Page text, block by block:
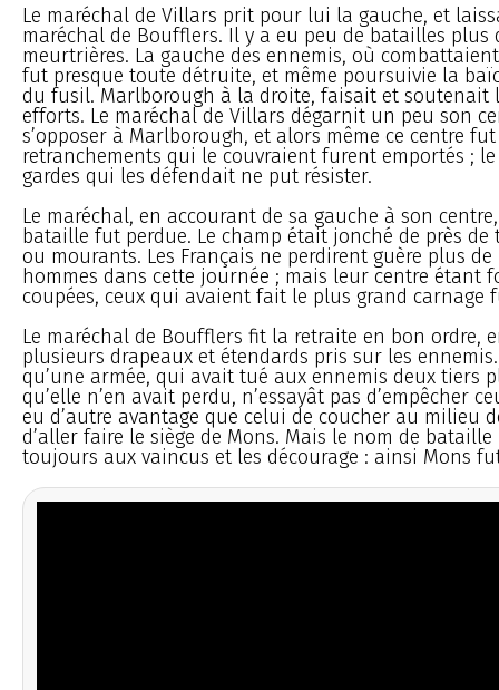
Le maréchal de Villars prit pour lui la gauche, et
maréchal de Boufflers. Il y a eu peu de batailles plus
meurtrières. La gauche des ennemis, où
fut presque toute détruite, et même poursuivie la
du fusil. Marlborough à la droite, faisait et soutenait
efforts. Le maréchal de Villars dégarnit un peu son
s’opposer à Marlborough, et alors même ce centre
retranchements qui le couvraient furent emportés ;
gardes qui les défendait ne put résister.
Le maréchal, en accourant de sa gauche à son
bataille fut perdue. Le champ était jonché de près
ou mourants. Les Français ne perdirent guère plus
hommes dans cette journée ; mais leur centre étant
coupées, ceux qui avaient fait le plus grand carnage
Le maréchal de Boufflers fit la retraite en bon ordre,
plusieurs drapeaux et étendards pris sur les
qu’une armée, qui avait tué aux ennemis deux tiers
qu’elle n’en avait perdu, n’essayât pas d’empêcher
eu d’autre avantage que celui de coucher au milieu
d’aller faire le siège de Mons. Mais le nom de
toujours aux vaincus et les décourage : ainsi Mons